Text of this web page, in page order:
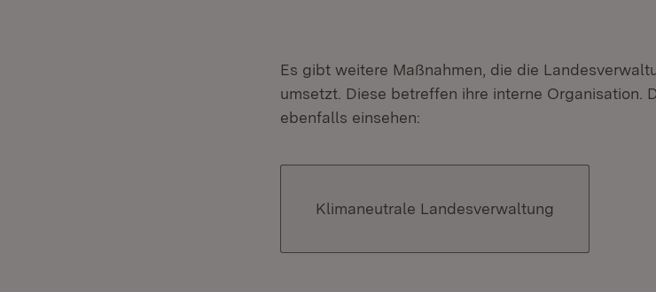
Es gibt weitere Maßnahmen, die die
umsetzt. Diese betreffen ihre interne Organisation.
ebenfalls einsehen:
Klimaneutrale Landesverwaltung